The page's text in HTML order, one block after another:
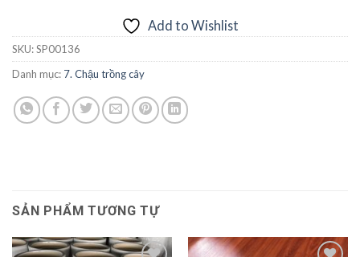
Add to Wishlist
SKU:SP00136
Danh mục: 7. Chậu trồng cây
SẢN PHẨM TƯƠNG TỰ